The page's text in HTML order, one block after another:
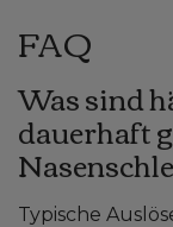
FAQ
Was sind
dauerhaft
Typische